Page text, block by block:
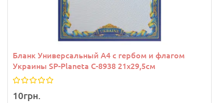
Бланк Универсальный A4 с гербом и флагом
Украины SP-Planeta C-8938 21х29,5см
10грн.